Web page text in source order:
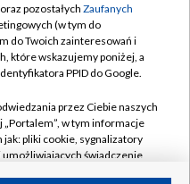
oraz pozostałych Zaufanych
(w tym do
do Twoich zainteresowań i
które wskazujemy poniżej, a
PPID do Google.
przez Ciebie naszych
„Portalem”, w tym informacje
pliki cookie, sygnalizatory
świadczenie